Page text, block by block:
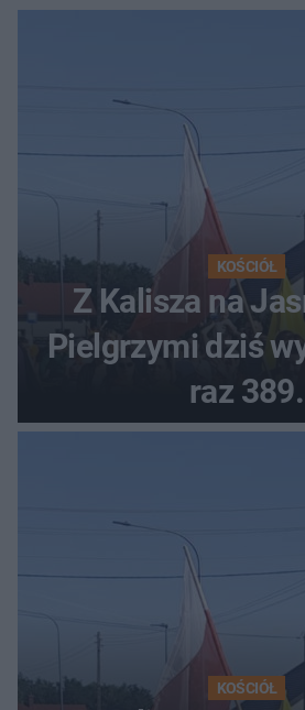
KOŚCIÓŁ
Z Kalisza na
Pielgrzymi dziś
raz 389.
KOŚCIÓŁ